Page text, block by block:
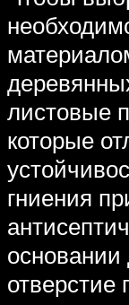
листовые
которые
гниения
отверстие